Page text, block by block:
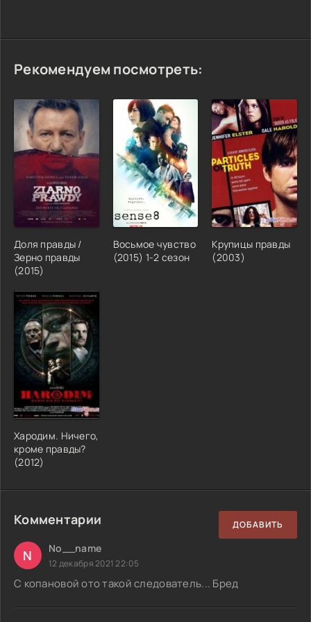
Рекомендуем посмотреть:
Доля правды /
Зерно правды
(2015)
Восьмое чувство
(2015) 1-2 сезон
Крупицы правды
(2003)
Хародим. Ничего,
кроме правды?
(2012)
Комментарии ДОБАВИТЬ
N No__name
12 декабря 2021 22:05
С копановой ото такой следователь... Бред